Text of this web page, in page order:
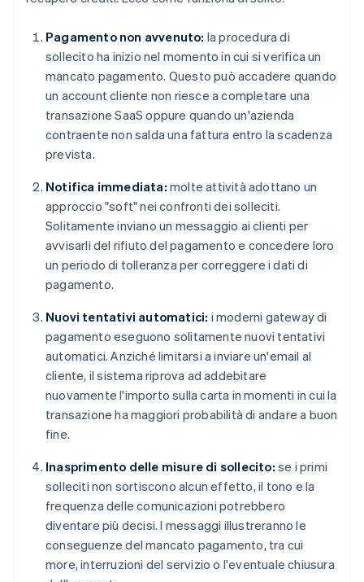
Pagamento non avvenuto: la procedura di
sollecito ha inizio nel momento in cui si verifica un
mancato pagamento. Questo può accadere quando
un account cliente non riesce a completare una
transazione SaaS oppure quando un'azienda
contraente non salda una fattura entro la scadenza
prevista.
Notifica immediata: molte attività adottano un
approccio "soft" nei confronti dei solleciti.
Solitamente inviano un messaggio ai clienti per
avvisarli del rifiuto del pagamento e concedere loro
un periodo di tolleranza per correggere i dati di
pagamento.
Nuovi tentativi automatici: i moderni gateway di
pagamento eseguono solitamente nuovi tentativi
automatici. Anziché limitarsi a inviare un'email al
cliente, il sistema riprova ad addebitare
nuovamente l'importo sulla carta in momenti in cui la
transazione ha maggiori probabilità di andare a buon
fine.
Inasprimento delle misure di sollecito: se i primi
solleciti non sortiscono alcun effetto, il tono e la
frequenza delle comunicazioni potrebbero
diventare più decisi. I messaggi illustreranno le
conseguenze del mancato pagamento, tra cui
more, interruzioni del servizio o l'eventuale chiusura